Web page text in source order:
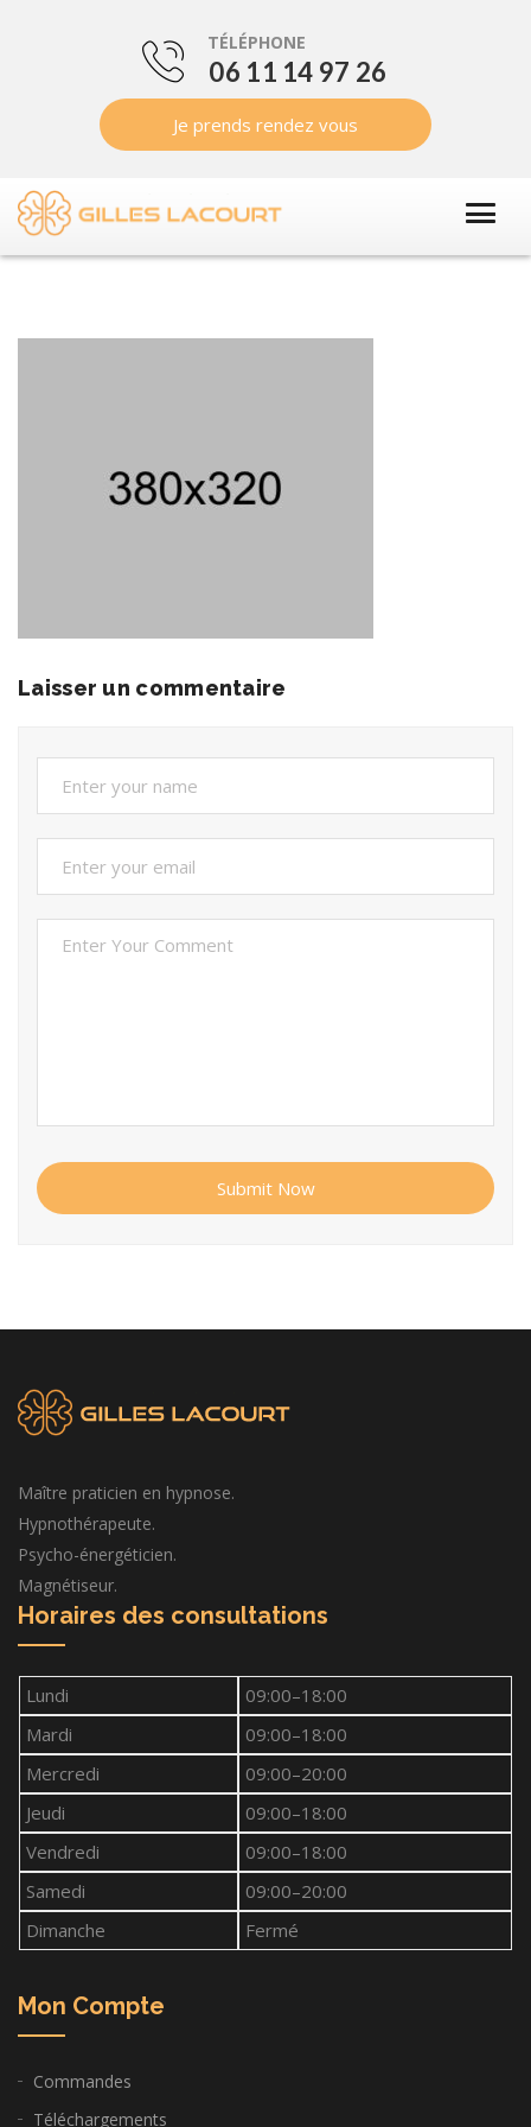
TÉLÉPHONE
06 11 14 97 26
Je prends rendez vous
Laisser un commentaire
Submit Now
Maître praticien en hypnose.
Hypnothérapeute.
Psycho-énergéticien.
Magnétiseur.
Horaires des consultations
Lundi
09:00–18:00
Mardi
09:00–18:00
Mercredi
09:00–20:00
Jeudi
09:00–18:00
Vendredi
09:00–18:00
Samedi
09:00–20:00
Dimanche
Fermé
Mon Compte
Commandes
Téléchargements